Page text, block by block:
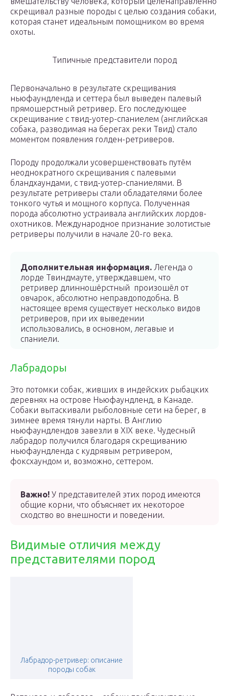
скрещивал разные породы с целью создания собаки,
которая станет идеальным помощником во время
охоты.
Типичные представители пород
Первоначально в результате скрещивания
ньюфаундленда и сеттера был выведен палевый
прямошерстный ретривер. Его последующее
скрещивание с твид-уотер-спаниелем (английская
собака, разводимая на берегах реки Твид) стало
моментом появления голден-ретриверов.
Породу продолжали усовершенствовать путём
неоднократного скрещивания с палевыми
бландхаундами, с твид-уотер-спаниелями. В
результате ретриверы стали обладателями более
тонкого чутья и мощного корпуса. Полученная
порода абсолютно устраивала английских лордов-
охотников. Международное признание золотистые
ретриверы получили в начале 20-го века.
Дополнительная информация. Легенда о
лорде Твиндмауте, утверждавшем, что
ретривер длинношёрстный произошёл от
овчарок, абсолютно неправдоподобна. В
настоящее время существует несколько видов
ретриверов, при их выведении
использовались, в основном, легавые и
спаниели.
Лабрадоры
Это потомки собак, живших в индейских рыбацких
деревнях на острове Ньюфаундленд, в Канаде.
Собаки вытаскивали рыболовные сети на берег, в
зимнее время тянули нарты. В Англию
ньюфаундлендов завезли в XIX веке. Чудесный
лабрадор получился благодаря скрещиванию
ньюфаундленда с кудрявым ретривером,
фоксхаундом и, возможно, сеттером.
Важно! У представителей этих пород имеются
общие корни, что объясняет их некоторое
сходство во внешности и поведении.
Видимые отличия между
представителями пород
Лабрадор-ретривер: описание
породы собак